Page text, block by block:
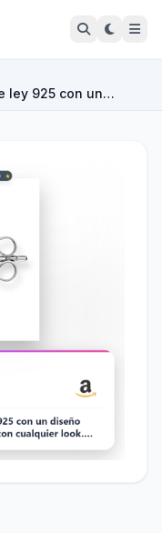
ley 925 con un…